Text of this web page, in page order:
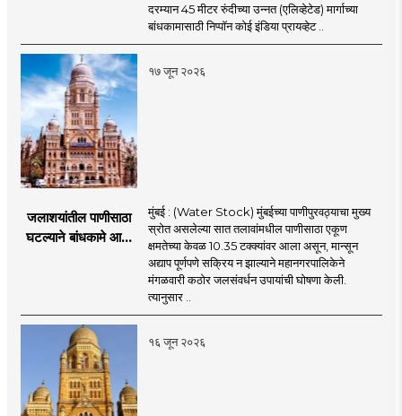
मंजुरीची प्रतीक्षा
दरम्यान 45 मीटर रुंदीच्या उन्नत (एलिव्हेटेड) मार्गाच्या
बांधकामासाठी निप्पॉन कोई इंडिया प्रायव्हेट ..
१७ जून २०२६
जलाशयांतील पाणीसाठा
घटल्याने बांधकामे आणि
निर्बंध
मुंबई : (Water Stock) मुंबईच्या पाणीपुरवठ्याचा मुख्य
स्रोत असलेल्या सात तलावांमधील पाणीसाठा एकूण
क्षमतेच्या केवळ 10.35 टक्क्यांवर आला असून, मान्सून
अद्याप पूर्णपणे सक्रिय न झाल्याने महानगरपालिकेने
मंगळवारी कठोर जलसंवर्धन उपायांची घोषणा केली.
त्यानुसार ..
१६ जून २०२६